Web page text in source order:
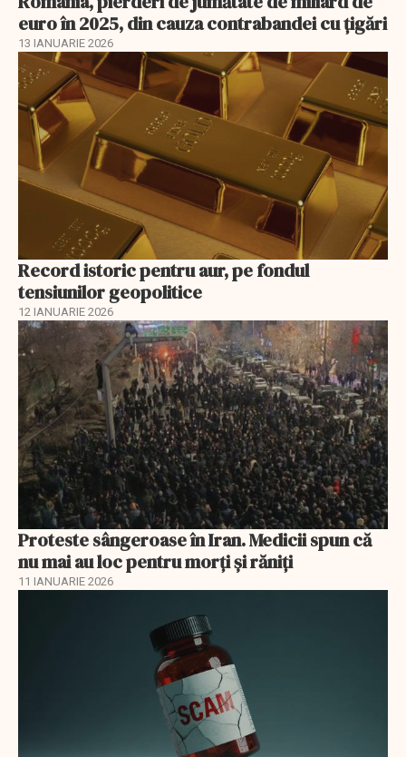
euro în 2025, din cauza contrabandei cu ţigări
13 IANUARIE 2026
Record istoric pentru aur, pe fondul
tensiunilor geopolitice
12 IANUARIE 2026
Proteste sângeroase în Iran. Medicii spun că
nu mai au loc pentru morți și răniți
11 IANUARIE 2026